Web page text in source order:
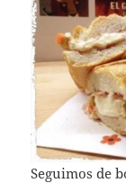
Seguimos de